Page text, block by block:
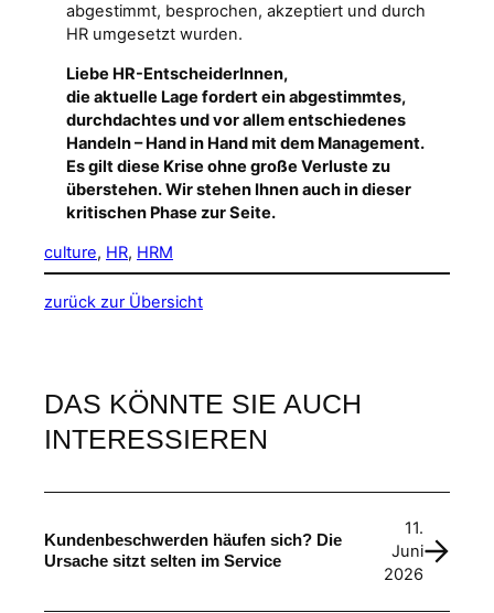
abgestimmt, besprochen, akzeptiert und durch
HR umgesetzt wurden.
Liebe HR-EntscheiderInnen,
die aktuelle Lage fordert ein abgestimmtes,
durchdachtes und vor allem entschiedenes
Handeln – Hand in Hand mit dem Management.
Es gilt diese Krise ohne große Verluste zu
überstehen. Wir stehen Ihnen auch in dieser
kritischen Phase zur Seite.
culture, HR, HRM
zurück zur Übersicht
DAS KÖNNTE SIE AUCH
INTERESSIEREN
Kundenbeschwerden häufen sich? Die
Ursache sitzt selten im Service
11.
Juni
2026